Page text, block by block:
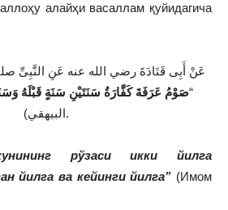
алайҳи васаллам қуйидагича
عَنْ أَبِى قَتَادَةَ رضي الله عنه عَنِ النَّبِىِّ
“صَوْمُ عَرَفَةَ كَفَّارَةُ سَنَتَيْنِ سَنَةٍ قَبْلَهُ
البيهقي).
рўзаси икки йилга
йилга ва кейинги йилга” (Имом